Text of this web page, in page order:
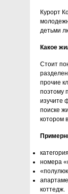
Курорт
детьми
Какое
Стоит
прочие
поэтому
изучите
поиске
котором
номера
коттедж.